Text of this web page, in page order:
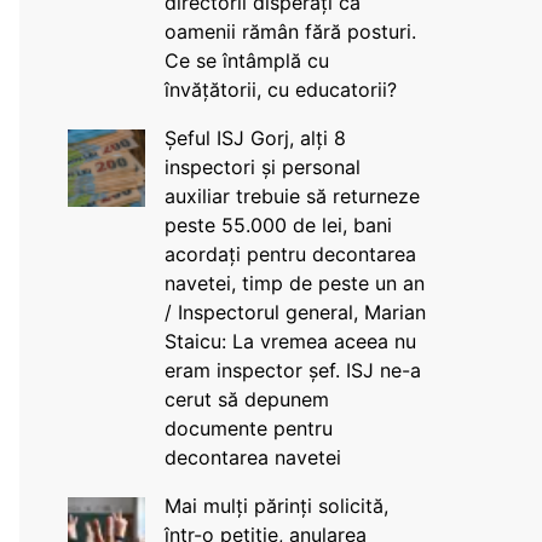
oamenii rămân fără posturi.
Ce se întâmplă cu
învățătorii, cu educatorii?
Șeful ISJ Gorj, alți 8
inspectori și personal
auxiliar trebuie să returneze
peste 55.000 de lei, bani
acordați pentru decontarea
navetei, timp de peste un an
/ Inspectorul general, Marian
Staicu: La vremea aceea nu
eram inspector șef. ISJ ne-a
cerut să depunem
documente pentru
decontarea navetei
Mai mulți părinți solicită,
într-o petiție, anularea